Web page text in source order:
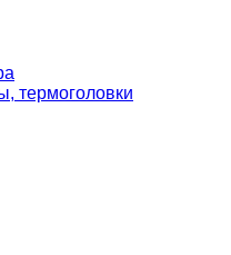
термоголовки